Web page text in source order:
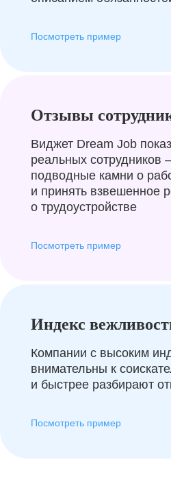
Посмотреть пример
Отзывы
Виджет Dream Job
реальных сотрудников
подводные камни о
и принять взвешенное
о трудоустройстве
Посмотреть пример
Индекс
Компании с высоким
внимательны к
и быстрее разбирают
Посмотреть пример